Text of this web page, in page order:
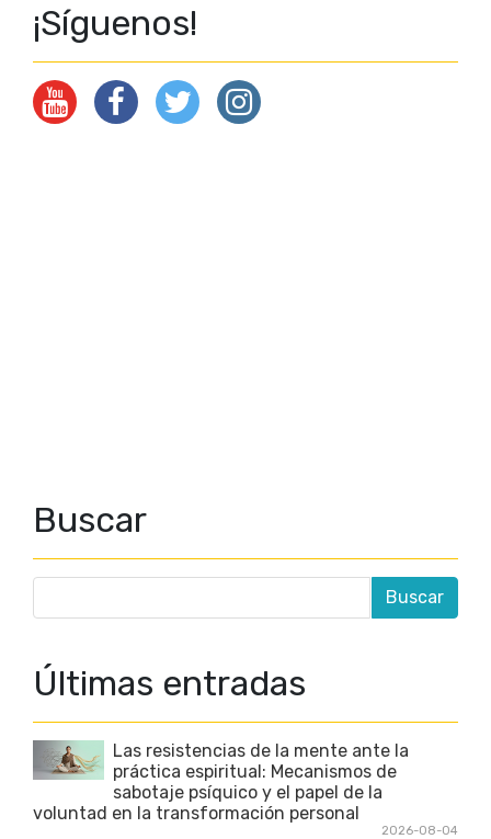
¡Síguenos!
Buscar
Últimas entradas
Las resistencias de la mente ante la
práctica espiritual: Mecanismos de
sabotaje psíquico y el papel de la
voluntad en la transformación personal
2026-08-04